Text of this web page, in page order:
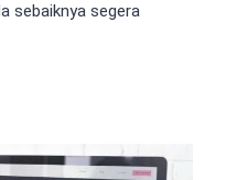
sebaiknya segera